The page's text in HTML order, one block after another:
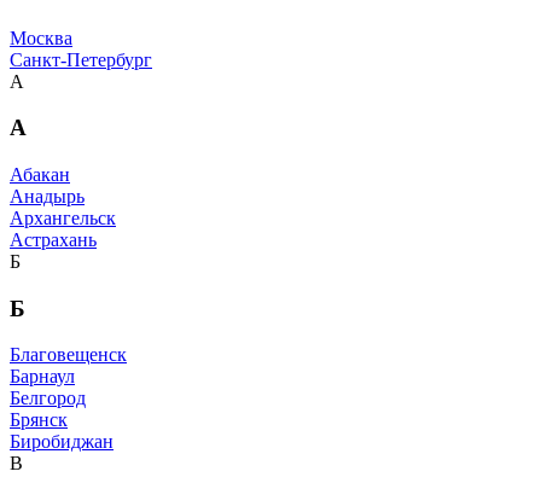
Москва
Санкт-Петербург
А
А
Абакан
Анадырь
Архангельск
Астрахань
Б
Б
Благовещенск
Барнаул
Белгород
Брянск
Биробиджан
В